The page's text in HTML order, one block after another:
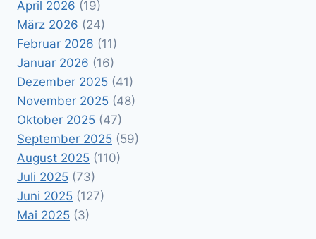
April 2026 (19)
März 2026 (24)
Februar 2026 (11)
Januar 2026 (16)
Dezember 2025 (41)
November 2025 (48)
Oktober 2025 (47)
September 2025 (59)
August 2025 (110)
Juli 2025 (73)
Juni 2025 (127)
Mai 2025 (3)